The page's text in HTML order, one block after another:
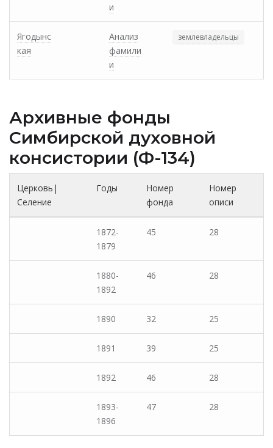
и
Ягодынс
кая
Анализ
фамили
и
землевладельцы
Архивные фонды
Cимбирской духовной
консистории (Ф-134)
Церковь|
Селение
Годы
Номер
фонда
Номер
описи
1872-
1879
45 28
1880-
1892
46 28
1890 32 25
1891 39 25
1892 46 28
1893-
1896
47 28